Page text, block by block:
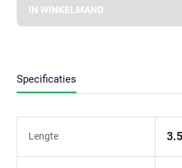
IN WINKELMAND
Specificaties
Lengte